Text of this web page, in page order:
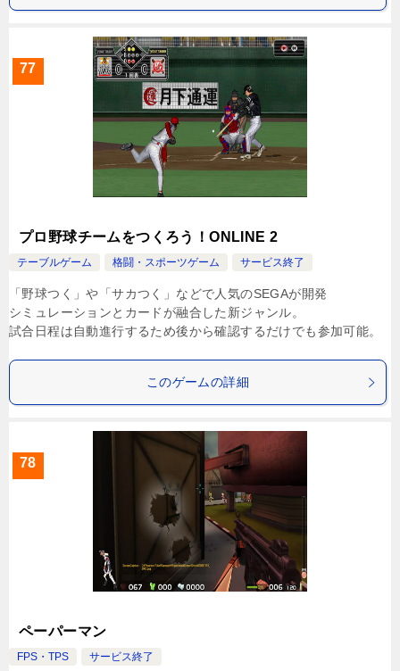
77
プロ野球チームをつくろう！ONLINE 2
テーブルゲーム 格闘・スポーツゲーム サービス終了
「野球つく」や「サカつく」などで人気のSEGAが開発
シミュレーションとカードが融合した新ジャンル。
試合日程は自動進行するため後から確認するだけでも参加可能。
このゲームの詳細
78
ペーパーマン
FPS・TPS サービス終了